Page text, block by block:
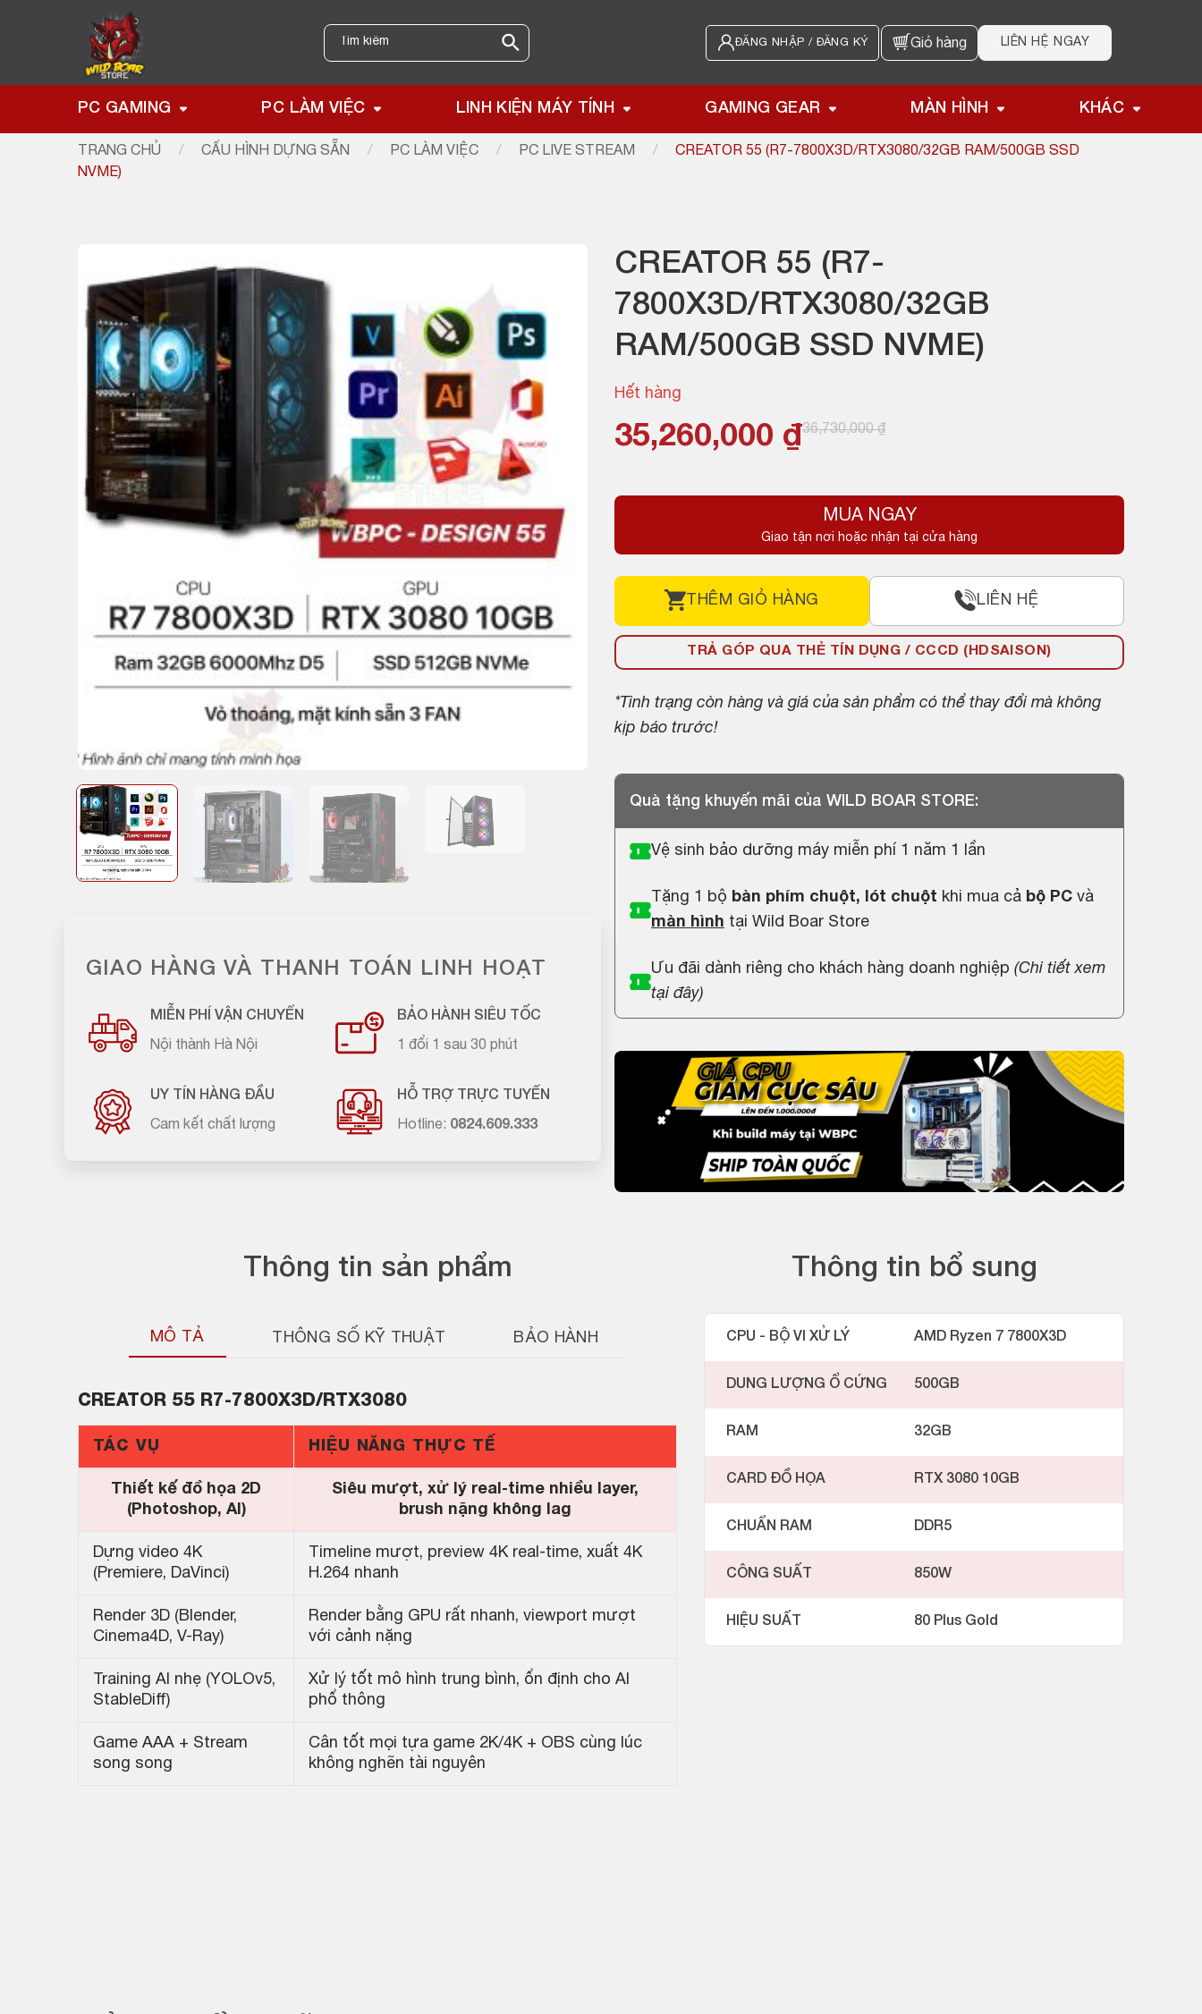
Tìm
kiếm:
ĐĂNG NHẬP / ĐĂNG KÝ Giỏ hàng LIÊN HỆ NGAY
PC GAMING PC LÀM VIỆC LINH KIỆN MÁY TÍNH GAMING GEAR MÀN HÌNH KHÁC
TRANG CHỦ / CẤU HÌNH DỰNG SẴN / PC LÀM VIỆC / PC LIVE STREAM /
CREATOR 55 (R7-7800X3D/RTX3080/32GB RAM/500GB SSD
NVME)
GIAO HÀNG VÀ THANH TOÁN LINH HOẠT
MIỄN PHÍ VẬN CHUYỂN
Nội thành Hà Nội
BẢO HÀNH SIÊU TỐC
1 đổi 1 sau 30 phút
UY TÍN HÀNG ĐẦU
Cam kết chất lượng
HỖ TRỢ TRỰC TUYẾN
Hotline: 0824.609.333
CREATOR 55 (R7-
7800X3D/RTX3080/32GB
RAM/500GB SSD NVME)
Hết hàng
36,730,000₫
Giá
là:
36,730,000 ₫.
35,260,000 ₫
Giá
tại
35,260,000 ₫.
MUA NGAY
Giao tận nơi hoặc nhận tại cửa hàng
THÊM GIỎ HÀNG LIÊN HỆ
TRẢ GÓP QUA THẺ TÍN DỤNG / CCCD (HDSAISON)
*Tình trạng còn hàng và giá của sản phẩm có thể thay đổi mà không
kịp báo trước!
Quà tặng khuyến mãi của WILD BOAR STORE:
Vệ sinh bảo dưỡng máy miễn phí 1 năm 1 lần
Tặng 1 bộ bàn phím chuột, lót chuột khi mua cả bộ PC và
màn hình tại Wild Boar Store
Ưu đãi dành riêng cho khách hàng doanh nghiệp (Chi tiết xem
tại đây)
Thông tin sản phẩm
MÔ TẢ THÔNG SỐ KỸ THUẬT BẢO HÀNH
CREATOR 55 R7-7800X3D/RTX3080
TÁC VỤ HIỆU NĂNG THỰC TẾ
Thiết kế đồ họa 2D
(Photoshop, AI)
Siêu mượt, xử lý real-time nhiều layer,
brush nặng không lag
Dựng video 4K
(Premiere, DaVinci)
Timeline mượt, preview 4K real-time, xuất 4K
H.264 nhanh
Render 3D (Blender,
Cinema4D, V-Ray)
Render bằng GPU rất nhanh, viewport mượt
với cảnh nặng
Training AI nhẹ (YOLOv5,
StableDiff)
Xử lý tốt mô hình trung bình, ổn định cho AI
phổ thông
Game AAA + Stream
song song
Cân tốt mọi tựa game 2K/4K + OBS cùng lúc
không nghẽn tài nguyên
Thông tin bổ sung
CPU - BỘ VI XỬ LÝ AMD Ryzen 7 7800X3D
DUNG LƯỢNG Ổ CỨNG 500GB
RAM 32GB
CARD ĐỒ HỌA RTX 3080 10GB
CHUẨN RAM DDR5
CÔNG SUẤT 850W
HIỆU SUẤT 80 Plus Gold